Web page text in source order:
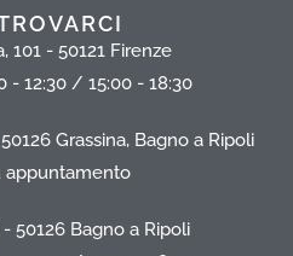
101 - 50121 Firenze
- 12:30 / 15:00 - 18:30
Grassina, Bagno a Ripoli
appuntamento
50126 Bagno a Ripoli